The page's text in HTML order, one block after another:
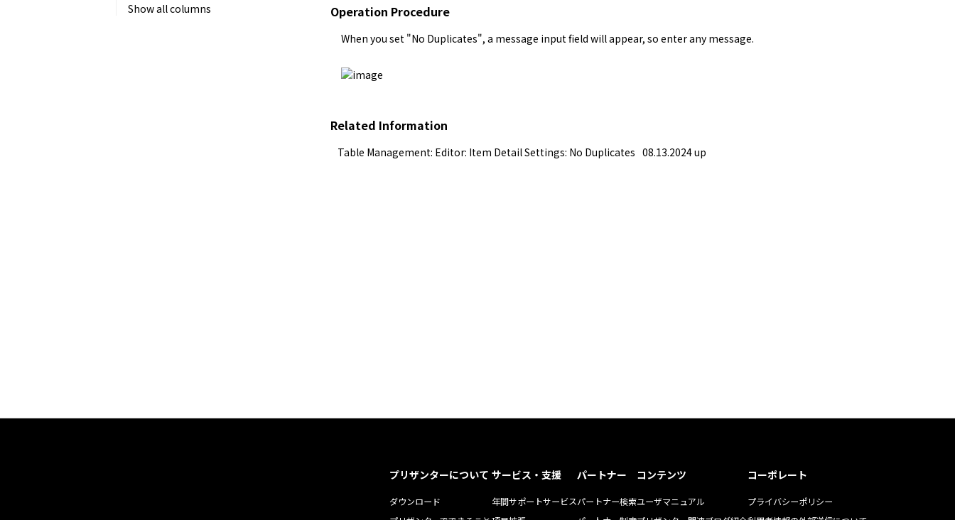
Show all columns
Operation Procedure
When you set "No Duplicates", a message input field will appear, so enter any message.
Related Information
Table Management: Editor: Item Detail Settings: No Duplicates 08.13.2024 up
プリザンターについて
ダウンロード
サービス・支援
年間サポートサービス
パートナー
パートナー検索
コンテンツ
ユーザマニュアル
コーポレート
プライバシーポリシー